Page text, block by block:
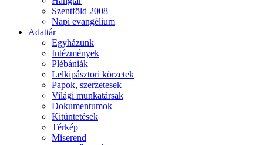
Szentföld 2008
Napi evangélium
Adattár
Egyházunk
Intézmények
Plébániák
Lelkipásztori körzetek
Papok, szerzetesek
Világi munkatársak
Dokumentumok
Kitüntetések
Térkép
Miserend